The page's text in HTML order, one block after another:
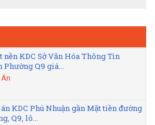
nền KDC Sở Văn Hóa Thông Tin
Q9 giá...
KDC Phú Nhuận gần Mặt tiền đường
Q9, lô...